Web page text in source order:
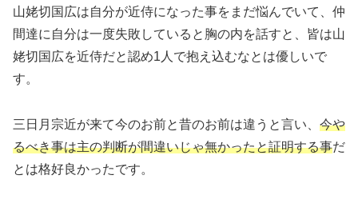
山姥切国広は自分が近侍になった事をまだ悩んでいて、仲
間達に自分は一度失敗していると胸の内を話すと、皆は山
姥切国広を近侍だと認め1人で抱え込むなとは優しいで
す。
三日月宗近が来て今のお前と昔のお前は違うと言い、 今や
るべき事は主の判断が間違いじゃ無かったと証明する事だ
とは格好良かったです。